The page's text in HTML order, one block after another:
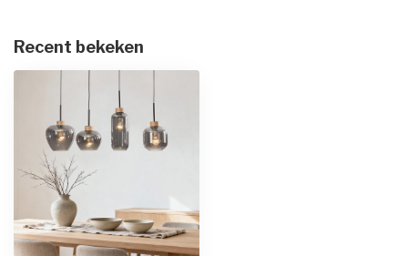
Recent bekeken